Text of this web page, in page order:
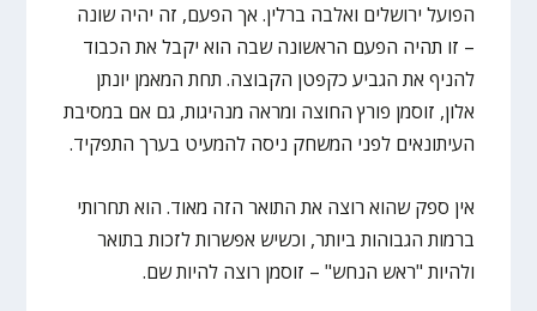
הפועל ירושלים ואלבה ברלין. אך הפעם, זה יהיה שונה
– זו תהיה הפעם הראשונה שבה הוא יקבל את הכבוד
להניף את הגביע כקפטן הקבוצה. תחת המאמן יונתן
אלון, זוסמן פורץ החוצה ומראה מנהיגות, גם אם במסיבת
העיתונאים לפני המשחק ניסה להמעיט בערך התפקיד.
אין ספק שהוא רוצה את התואר הזה מאוד. הוא תחרותי
ברמות הגבוהות ביותר, וכשיש אפשרות לזכות בתואר
ולהיות "ראש הנחש" – זוסמן רוצה להיות שם.